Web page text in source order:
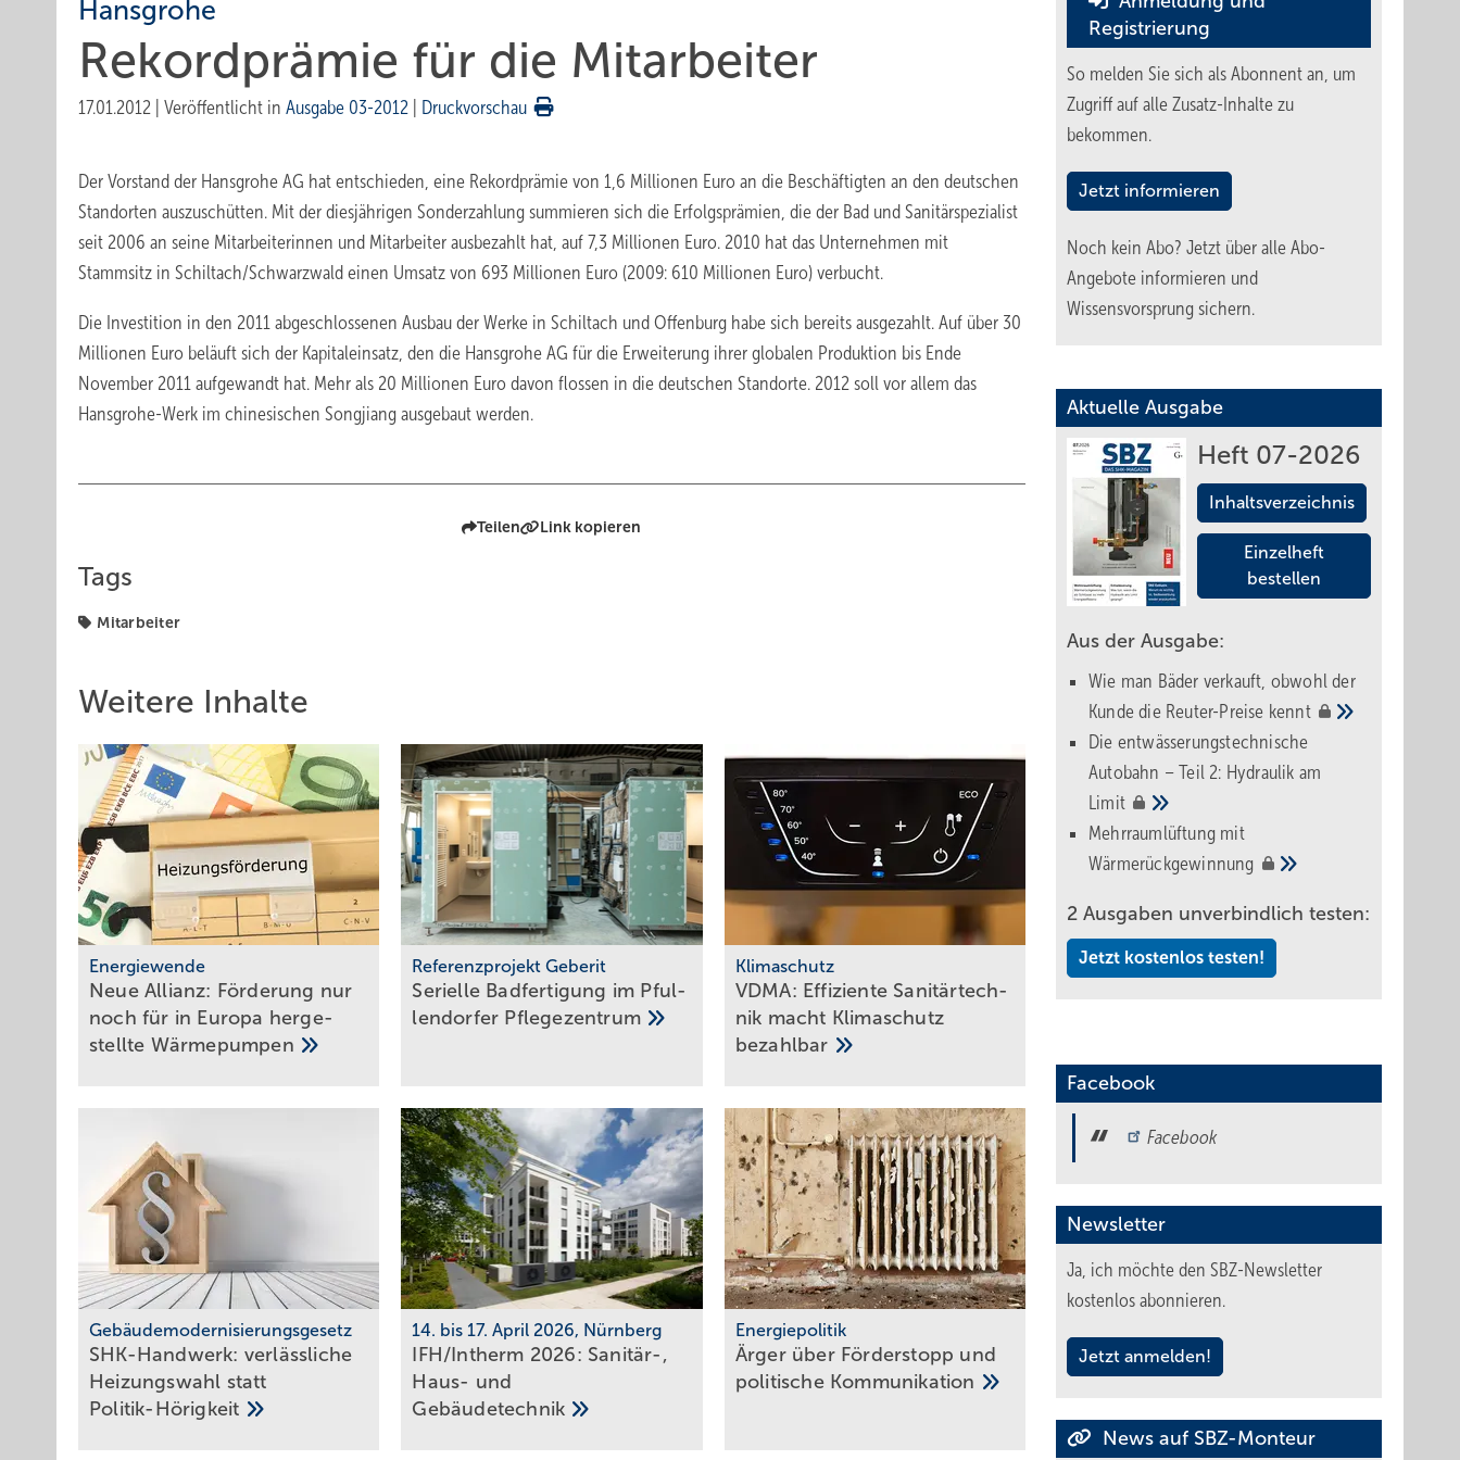
Hansgrohe
Rekordprämie für die Mitarbeiter
17.01.2012 Veröffentlicht in Ausgabe 03-2012 Druckvorschau
Der Vorstand der Hansgrohe AG hat entschieden, eine Rekordprämie von 1,6 Millionen Euro an die Beschäftigten an den deutschen
Standorten auszuschütten. Mit der diesjährigen Sonderzahlung summieren sich die Erfolgsprä­mien, die der Bad und Sanitärspezialist
seit 2006 an seine Mitarbeiterinnen und Mitarbeiter ausbezahlt hat, auf 7,3 Millionen Euro. 2010 hat das Unternehmen mit
Stammsitz in Schiltach/Schwarzwald einen Umsatz von 693 Millionen Euro (2009: 610 Millionen Euro) verbucht.
Die Investition in den 2011 abgeschlossenen Ausbau der Werke in Schiltach und Offenburg habe sich bereits ausgezahlt. Auf über 30
Millionen Euro beläuft sich der Kapitaleinsatz, den die Hansgrohe AG für die Erweiterung ihrer globalen Produktion bis Ende
November 2011 aufgewandt hat. Mehr als 20 Millionen Euro davon flossen in die deutschen Standorte. 2012 soll vor allem das
Hansgrohe-Werk im chinesischen Songjiang ausgebaut werden.
Teilen Link kopieren
Tags
Mitarbeiter
Weitere Inhalte
Energiewende
Neue Allianz: Förderung nur
noch für in Europa her­ge­
stellte Wärme­pumpen
Referenzprojekt Geberit
Serielle Badfertigung im Pful­
len­dor­fer Pfle­ge­zen­trum
Klimaschutz
VDMA: Effiziente Sanitär­tech­
nik macht Klima­schutz
bezahlbar
Gebäudemodernisierungsgesetz
SHK-Handwerk: ver­läss­li­che
Hei­zungs­wahl statt
Po­li­tik-Hö­rig­keit
14. bis 17. April 2026, Nürnberg
IFH/Intherm 2026: Sanitär-,
Haus- und
Ge­bäu­de­tech­nik
Energiepolitik
Ärger über För­der­stopp und
po­li­ti­sche Kom­mu­ni­ka­ti­on
Registrierung
So melden Sie sich als Abonnent an, um
Zugriff auf alle Zusatz-Inhalte zu
bekommen.
Jetzt informieren
Noch kein Abo? Jetzt über alle Abo-
Angebote informieren und
Wissensvorsprung sichern.
Aktuelle Ausgabe
Heft 07-2026
Inhaltsverzeichnis
Einzelheft
bestellen
Aus der Ausgabe:
Wie man Bäder verkauft, obwohl der
Kunde die Reuter-Preise kennt
Die entwässerungstechnische
Autobahn – Teil 2: Hydraulik am
Limit
Mehrraumlüftung mit
Wärmerückgewinnung
2 Ausgaben unverbindlich testen:
Jetzt kostenlos testen!
Facebook
Facebook
Newsletter
Ja, ich möchte den SBZ-Newsletter
kostenlos abonnieren.
Jetzt anmelden!
News auf SBZ-Monteur